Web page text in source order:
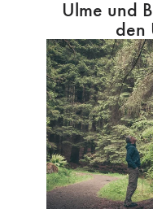
Ulme und
den